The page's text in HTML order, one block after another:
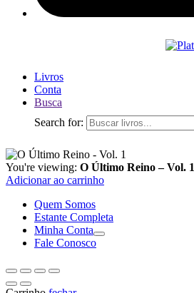
Livros
Conta
Busca
Search for:
You're viewing: O Último Reino – Vol. 1
Adicionar ao carrinho
Quem Somos
Estante Completa
Minha Conta
Fale Conosco